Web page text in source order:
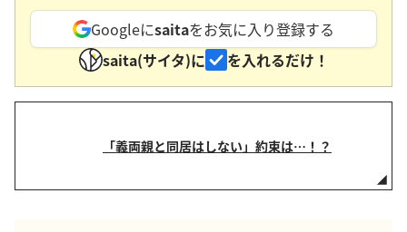
Googleにsaitaをお気に入り登録する
saita(サイタ)に
を入れるだけ！
「義両親と同居はしない」約束は…！？